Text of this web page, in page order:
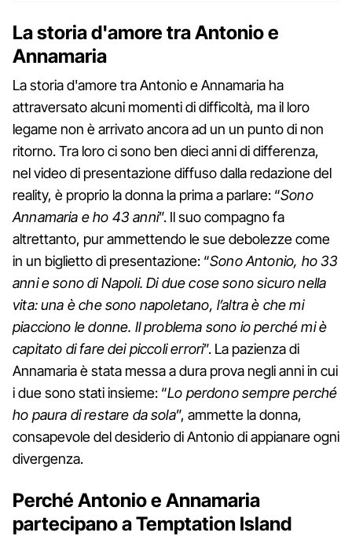
La storia d'amore tra Antonio e
Annamaria
La storia d'amore tra Antonio e Annamaria ha
attraversato alcuni momenti di difficoltà, ma il loro
legame non è arrivato ancora ad un un punto di non
ritorno. Tra loro ci sono ben dieci anni di differenza,
nel video di presentazione diffuso dalla redazione del
reality, è proprio la donna la prima a parlare: “Sono
Annamaria e ho 43 anni”. Il suo compagno fa
altrettanto, pur ammettendo le sue debolezze come
in un biglietto di presentazione: “Sono Antonio, ho 33
anni e sono di Napoli. Di due cose sono sicuro nella
vita: una è che sono napoletano, l’altra è che mi
piacciono le donne. Il problema sono io perché mi è
capitato di fare dei piccoli errori”. La pazienza di
Annamaria è stata messa a dura prova negli anni in cui
i due sono stati insieme: “Lo perdono sempre perché
ho paura di restare da sola”, ammette la donna,
consapevole del desiderio di Antonio di appianare ogni
divergenza.
Perché Antonio e Annamaria
partecipano a Temptation Island